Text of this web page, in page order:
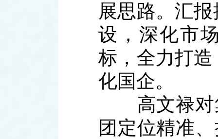
展思路。汇
设，深化市
标，全力打造
化国企。
高文禄对
团定位精准